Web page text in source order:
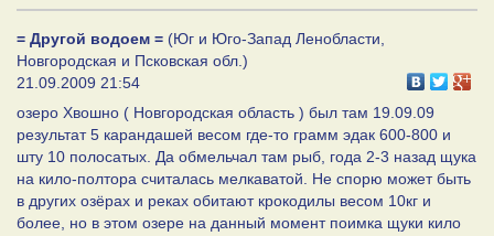
= Другой водоем = (Юг и Юго-Запад Ленобласти,
Новгородская и Псковская обл.)
21.09.2009 21:54
озеро Хвошно ( Новгородская область ) был там 19.09.09
результат 5 карандашей весом где-то грамм эдак 600-800 и
шту 10 полосатых. Да обмельчал там рыб, года 2-3 назад щука
на кило-полтора считалась мелкаватой. Не спорю может быть
в других озёрах и реках обитают крокодилы весом 10кг и
более, но в этом озере на данный момент поимка щуки кило